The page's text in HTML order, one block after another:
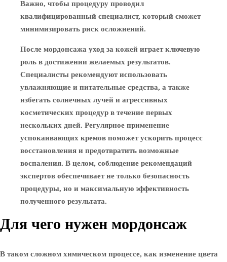
Важно, чтобы процедуру проводил
квалифицированный специалист, который сможет
минимизировать риск осложнений.
После мордонсажа уход за кожей играет ключевую
роль в достижении желаемых результатов.
Специалисты рекомендуют использовать
увлажняющие и питательные средства, а также
избегать солнечных лучей и агрессивных
косметических процедур в течение первых
нескольких дней. Регулярное применение
успокаивающих кремов поможет ускорить процесс
восстановления и предотвратить возможные
воспаления. В целом, соблюдение рекомендаций
экспертов обеспечивает не только безопасность
процедуры, но и максимальную эффективность
полученного результата.
Для чего нужен мордонсаж
В таком сложном химическом процессе, как изменение цвета